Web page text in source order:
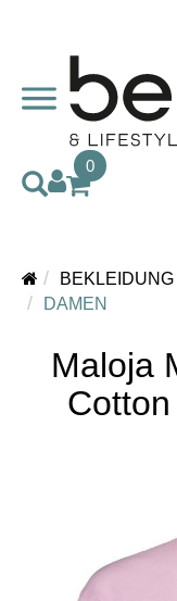
0
BEKLEIDUNG
DAMEN
Maloja